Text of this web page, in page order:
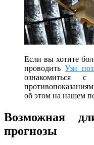
Если вы хотите
проводитьУзи
ознакомиться
об этом на нашем
Возможная
прогнозы